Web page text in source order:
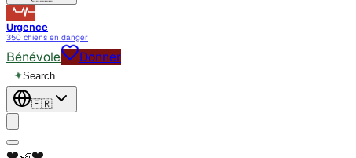
Urgence
350 chiens en danger
Bénévole Donner
✦Search...
🇫🇷